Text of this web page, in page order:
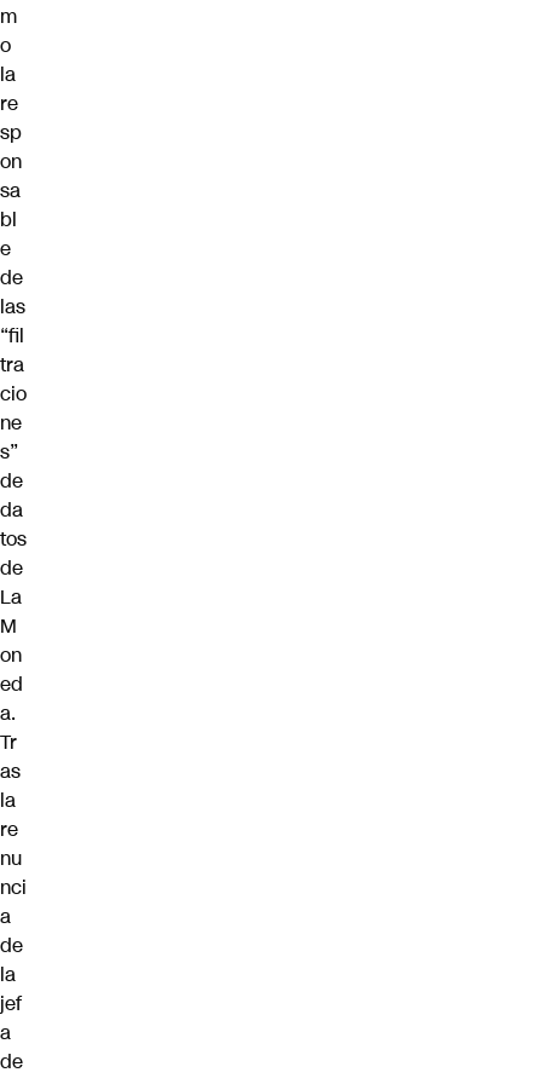
m
o
la
re
sp
on
sa
bl
e
de
las
“fil
tra
cio
ne
s”
de
da
tos
de
La
M
on
ed
a.
Tr
as
la
re
nu
nci
a
de
la
jef
a
de